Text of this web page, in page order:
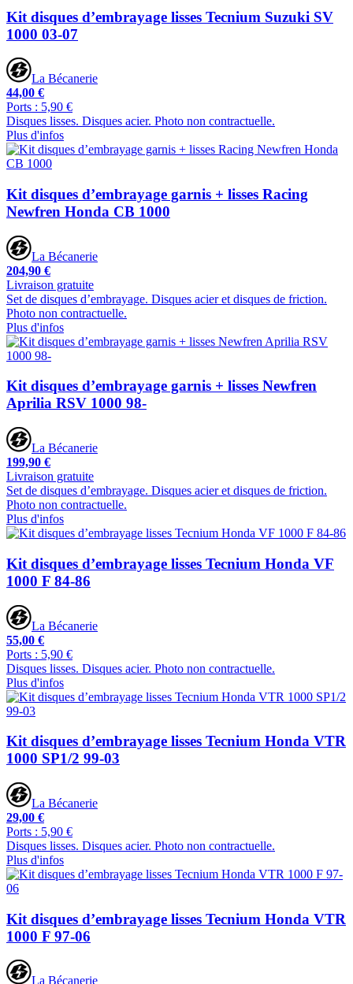
Kit disques d’embrayage lisses Tecnium Suzuki SV
1000 03-07
La Bécanerie
44,00 €
Ports : 5,90 €
Disques lisses. Disques acier. Photo non contractuelle.
Plus d'infos
Kit disques d’embrayage garnis + lisses Racing
Newfren Honda CB 1000
La Bécanerie
204,90 €
Livraison gratuite
Set de disques d’embrayage. Disques acier et disques de friction.
Photo non contractuelle.
Plus d'infos
Kit disques d’embrayage garnis + lisses Newfren
Aprilia RSV 1000 98-
La Bécanerie
199,90 €
Livraison gratuite
Set de disques d’embrayage. Disques acier et disques de friction.
Photo non contractuelle.
Plus d'infos
Kit disques d’embrayage lisses Tecnium Honda VF
1000 F 84-86
La Bécanerie
55,00 €
Ports : 5,90 €
Disques lisses. Disques acier. Photo non contractuelle.
Plus d'infos
Kit disques d’embrayage lisses Tecnium Honda VTR
1000 SP1/2 99-03
La Bécanerie
29,00 €
Ports : 5,90 €
Disques lisses. Disques acier. Photo non contractuelle.
Plus d'infos
Kit disques d’embrayage lisses Tecnium Honda VTR
1000 F 97-06
La Bécanerie